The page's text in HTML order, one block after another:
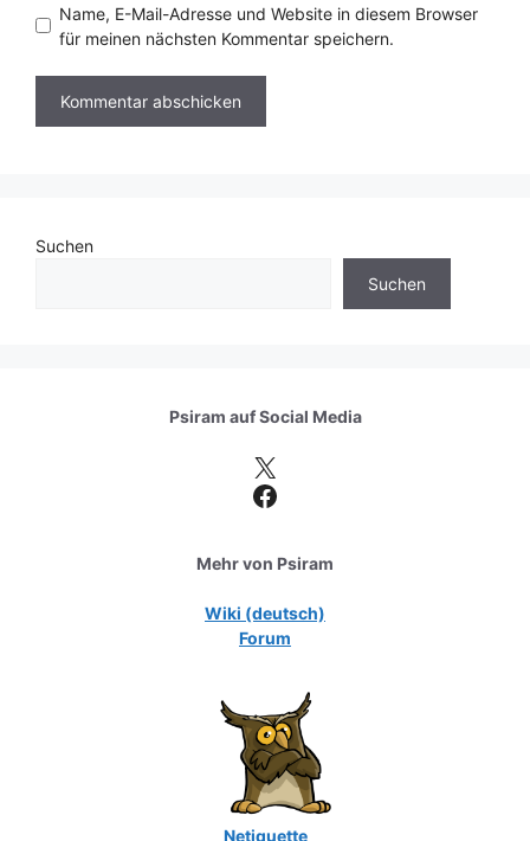
Name, E-Mail-Adresse und Website in diesem Browser
für meinen nächsten Kommentar speichern.
Suchen
Suchen
Psiram aufSocial Media
X
Facebook
Mehr von Psiram
Wiki (deutsch)
Forum
Netiquette